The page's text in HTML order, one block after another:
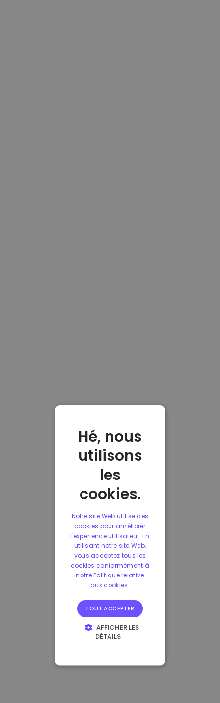
Hé, nous
utilisons
les
cookies.
Notre site Web utilise des
cookies pour améliorer
l'expérience utilisateur. En
utilisant notre site Web,
vous acceptez tous les
cookies conformément à
notre Politique relative
aux cookies.
TOUT ACCEPTER
AFFICHER LES
DÉTAILS